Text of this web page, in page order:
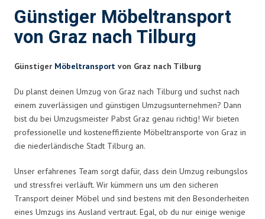
Günstiger Möbeltransport
von Graz nach Tilburg
Günstiger Möbeltransport von Graz nach Tilburg
Du planst deinen Umzug von Graz nach Tilburg und suchst nach
einem zuverlässigen und günstigen Umzugsunternehmen? Dann
bist du bei Umzugsmeister Pabst Graz genau richtig! Wir bieten
professionelle und kosteneffiziente Möbeltransporte von Graz in
die niederländische Stadt Tilburg an.
Unser erfahrenes Team sorgt dafür, dass dein Umzug reibungslos
und stressfrei verläuft. Wir kümmern uns um den sicheren
Transport deiner Möbel und sind bestens mit den Besonderheiten
eines Umzugs ins Ausland vertraut. Egal, ob du nur einige wenige